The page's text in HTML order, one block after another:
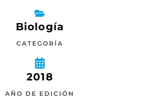
Biología
CATEGORÍA
2018
AÑO DE EDICIÓN